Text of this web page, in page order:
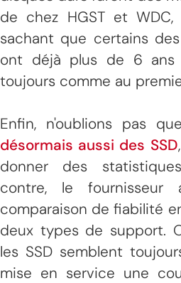
de chez HGST et
sachant que certains
ont déjà plus de 6 ans
toujours comme au
Enfin, n'oublions pas
désormais aussi des SSD
donner des
contre, le
comparaison de fiabilité
deux types de support.
les SSD semblent
mise en service une